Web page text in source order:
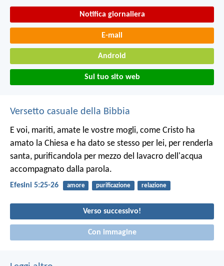
Notifica giornaliera
E-mail
Android
Sul tuo sito web
Versetto casuale della Bibbia
E voi, mariti, amate le vostre mogli, come Cristo ha
amato la Chiesa e ha dato se stesso per lei, per renderla
santa, purificandola per mezzo del lavacro dell'acqua
accompagnato dalla parola.
Efesini 5:25-26 amore purificazione relazione
Verso successivo!
Con immagine